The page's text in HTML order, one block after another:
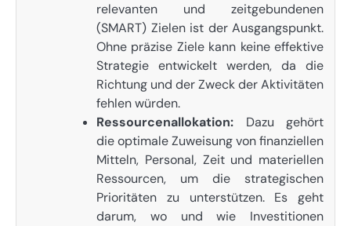
relevanten und zeitgebundenen
(SMART) Zielen ist der Ausgangspunkt.
Ohne präzise Ziele kann keine effektive
Strategie entwickelt werden, da die
Richtung und der Zweck der Aktivitäten
fehlen würden.
Ressourcenallokation: Dazu gehört
die optimale Zuweisung von finanziellen
Mitteln, Personal, Zeit und materiellen
Ressourcen, um die strategischen
Prioritäten zu unterstützen. Es geht
darum, wo und wie Investitionen